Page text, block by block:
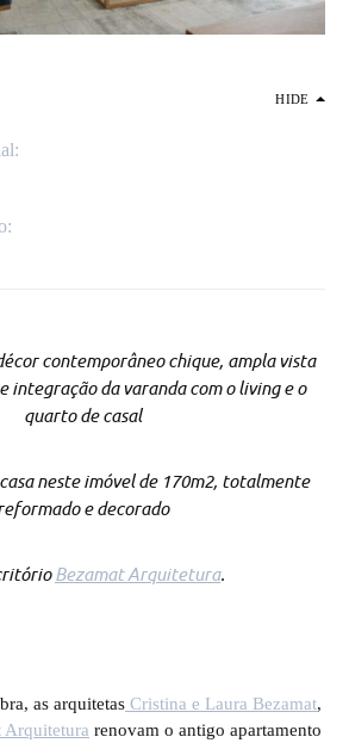
HIDE
contemporâneo chique, ampla vista
integração da varanda com o living e o
quarto de casal
neste imóvel de 170m2, totalmente
e decorado
Bezamat Arquitetura.
as arquitetas Cristina e Laura Bezamat,
Arquitetura renovam o antigo apartamento